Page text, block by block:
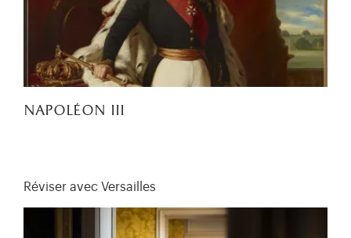
napoléon iii
Réviser avec Versailles